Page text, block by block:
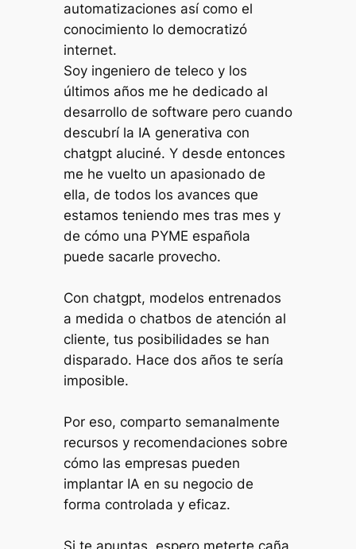
automatizaciones así como el
conocimiento lo democratizó
internet.
Soy ingeniero de teleco y los
últimos años me he dedicado al
desarrollo de software pero cuando
descubrí la IA generativa con
chatgpt aluciné. Y desde entonces
me he vuelto un apasionado de
ella, de todos los avances que
estamos teniendo mes tras mes y
de cómo una PYME española
puede sacarle provecho.
Con chatgpt, modelos entrenados
a medida o chatbos de atención al
cliente, tus posibilidades se han
disparado. Hace dos años te sería
imposible.
Por eso, comparto semanalmente
recursos y recomendaciones sobre
cómo las empresas pueden
implantar IA en su negocio de
forma controlada y eficaz.